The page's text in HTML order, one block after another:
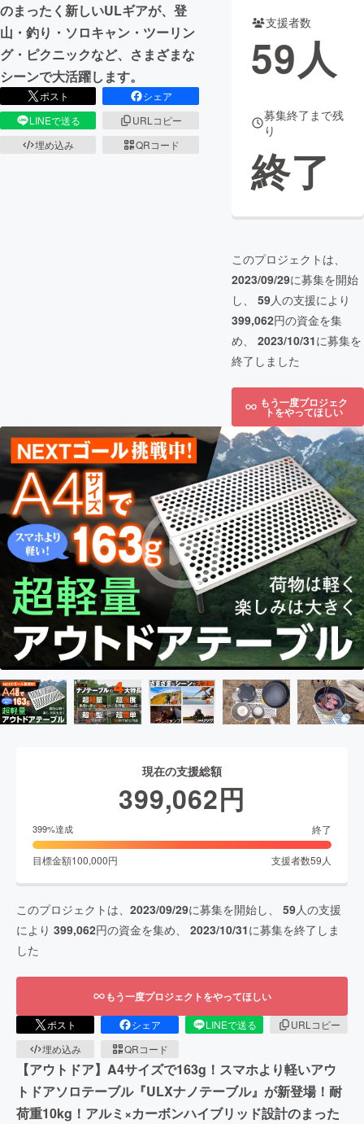
のまったく新しいULギアが、登
山・釣り・ソロキャン・ツーリン
グ・ピクニックなど、さまざまな
シーンで大活躍します。
ポスト
シェア
LINEで送る
URLコピー
埋め込み
QRコード
支援者数
59人
募集終了まで残
り
終了
このプロジェクトは、
2023/09/29に募集を開始
し、 59人の支援により
399,062円の資金を集
め、 2023/10/31に募集を
終了しました
もう一度プロジェク
トをやってほしい
現在の支援総額
399,062円
399%達成 終了
目標金額100,000円 支援者数59 人
このプロジェクトは、 2023/09/29に募集を開始し、 59人の支援
により 399,062円の資金を集め、 2023/10/31に募集を終了しま
した
もう一度プロジェクトをやってほしい
ポスト シェア LINEで送る
URLコピー
埋め込み
QRコード
【アウトドア】A4サイズで163g！スマホより軽いアウ
トドアソロテーブル『ULXナノテーブル』が新登場！耐
荷重10kg！アルミ×カーボンハイブリッド設計のまった